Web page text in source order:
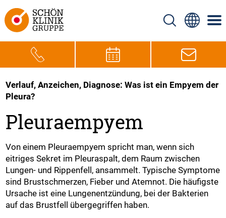
Verlauf, Anzeichen, Diagnose: Was ist ein Empyem der
Pleura?
Pleuraempyem
Von einem Pleuraempyem spricht man, wenn sich
eitriges Sekret im Pleuraspalt, dem Raum zwischen
Lungen- und Rippenfell, ansammelt. Typische Symptome
sind Brustschmerzen, Fieber und Atemnot. Die häufigste
Ursache ist eine Lungenentzündung, bei der Bakterien
auf das Brustfell übergegriffen haben.